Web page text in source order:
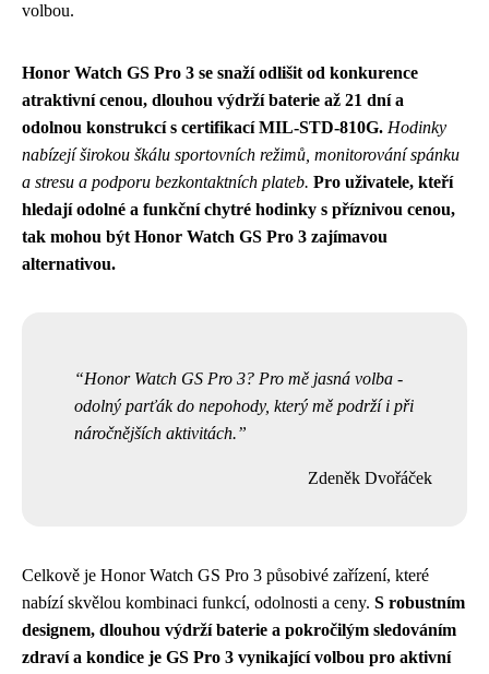
volbou.
Honor Watch GS Pro 3 se snaží odlišit od konkurence
atraktivní cenou, dlouhou výdrží baterie až 21 dní a
odolnou konstrukcí s certifikací MIL-STD-810G. Hodinky
nabízejí širokou škálu sportovních režimů, monitorování spánku
a stresu a podporu bezkontaktních plateb. Pro uživatele, kteří
hledají odolné a funkční chytré hodinky s příznivou cenou,
tak mohou být Honor Watch GS Pro 3 zajímavou
alternativou.
Honor Watch GS Pro 3? Pro mě jasná volba -
odolný parťák do nepohody, který mě podrží i při
náročnějších aktivitách.
Zdeněk Dvořáček
Celkově je Honor Watch GS Pro 3 působivé zařízení, které
nabízí skvělou kombinaci funkcí, odolnosti a ceny. S robustním
designem, dlouhou výdrží baterie a pokročilým sledováním
zdraví a kondice je GS Pro 3 vynikající volbou pro aktivní